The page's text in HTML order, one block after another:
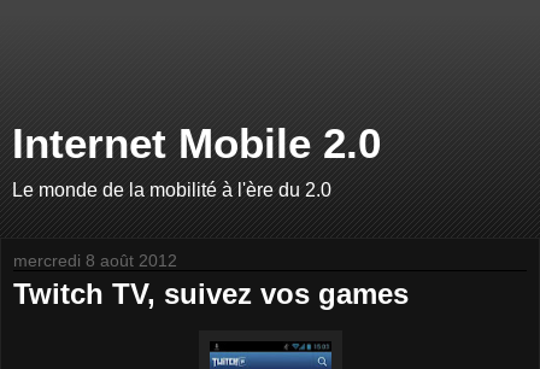
Internet Mobile 2.0
Le monde de la mobilité à l'ère du 2.0
mercredi 8 août 2012
Twitch TV, suivez vos games